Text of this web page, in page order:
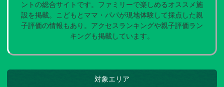
ントの総合サイトです。ファミリーで楽しめるオススメ施
設を掲載。こどもとママ・パパが現地体験して採点した親
子評価の情報もあり。アクセスランキングや親子評価ラン
キングも掲載しています。
対象エリア